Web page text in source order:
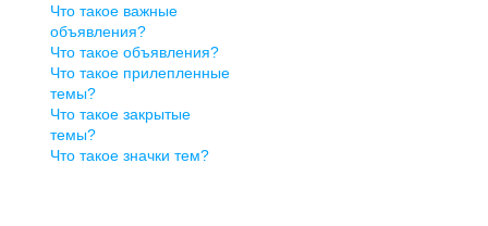
Что такое важные
объявления?
Что такое объявления?
Что такое прилепленные
темы?
Что такое закрытые
темы?
Что такое значки тем?